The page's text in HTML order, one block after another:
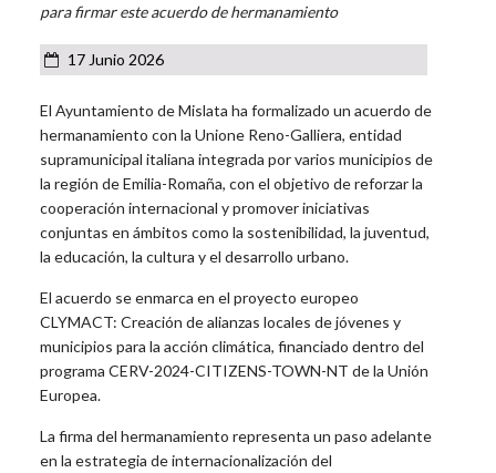
para firmar este acuerdo de hermanamiento
17 Junio 2026
El Ayuntamiento de Mislata ha formalizado un acuerdo de
hermanamiento con la Unione Reno-Galliera, entidad
supramunicipal italiana integrada por varios municipios de
la región de Emilia-Romaña, con el objetivo de reforzar la
cooperación internacional y promover iniciativas
conjuntas en ámbitos como la sostenibilidad, la juventud,
la educación, la cultura y el desarrollo urbano.
El acuerdo se enmarca en el proyecto europeo
CLYMACT: Creación de alianzas locales de jóvenes y
municipios para la acción climática, financiado dentro del
programa CERV-2024-CITIZENS-TOWN-NT de la Unión
Europea.
La firma del hermanamiento representa un paso adelante
en la estrategia de internacionalización del